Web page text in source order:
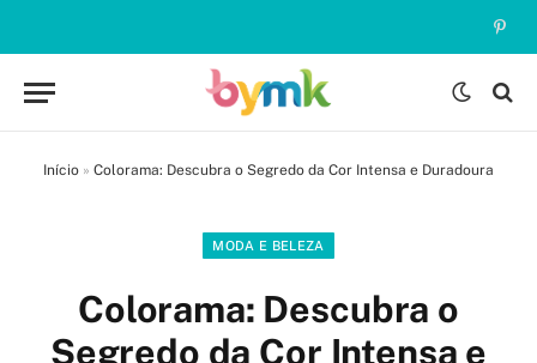
Início » Colorama: Descubra o Segredo da Cor Intensa e Duradoura
MODA E BELEZA
Colorama: Descubra o
Segredo da Cor Intensa e